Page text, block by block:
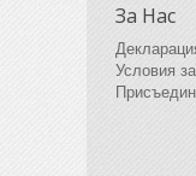
За Нас
Условия